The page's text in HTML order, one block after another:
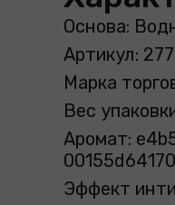
Основа:
Артикул:
Марка
Вес
Аромат:
Эффект